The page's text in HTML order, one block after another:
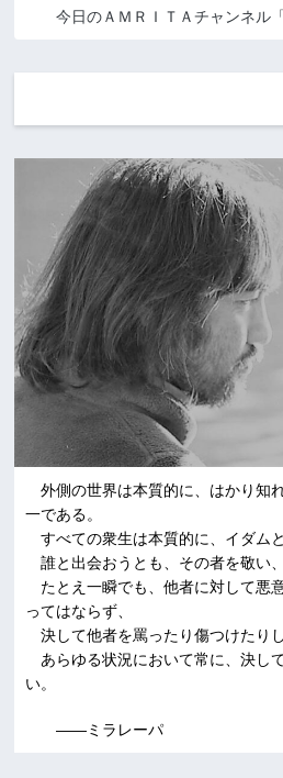
今日のＡＭＲＩＴＡチャンネル
外側の世界は本質的に、はかり知
一である。
すべての衆生は本質的に、イダム
誰と出会おうとも、その者を敬い
たとえ一瞬でも、他者に対して悪
ってはならず、
決して他者を罵ったり傷つけたり
あらゆる状況において常に、決し
い。
――ミラレーパ